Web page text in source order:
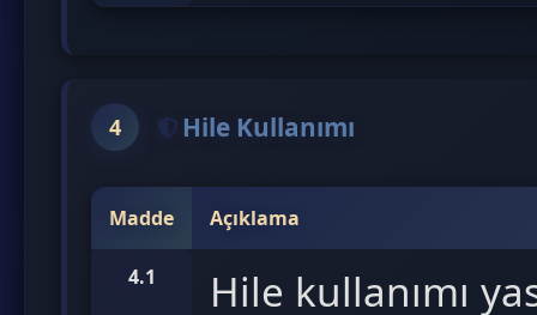
4 Hile Kullanımı
Madde Açıklama
4.1 Hile kullanımı